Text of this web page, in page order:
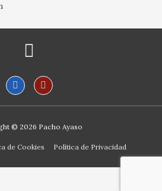
© 2026 Pacho Ayaso
de Cookies Política de Privacidad